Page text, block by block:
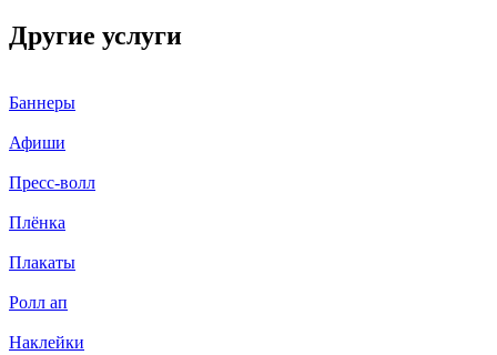
Другие услуги
Баннеры
Афиши
Пресс-волл
Плёнка
Плакаты
Ролл ап
Наклейки